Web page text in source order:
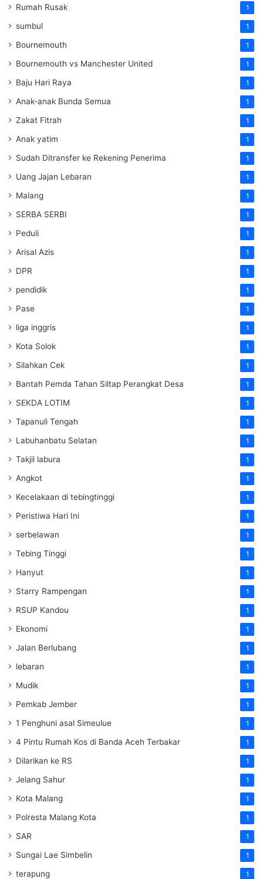
Rumah Rusak 1
sumbul 1
Bournemouth 1
Bournemouth vs Manchester United 1
Baju Hari Raya 1
Anak-anak Bunda Semua 1
Zakat Fitrah 1
Anak yatim 1
Sudah Ditransfer ke Rekening Penerima 1
Uang Jajan Lebaran 1
Malang 1
SERBA SERBI 1
Peduli 1
Arisal Azis 1
DPR 1
pendidik 1
Pase 1
liga inggris 1
Kota Solok 1
Silahkan Cek 1
Bantah Pemda Tahan Siltap Perangkat Desa 1
SEKDA LOTIM 1
Tapanuli Tengah 1
Labuhanbatu Selatan 1
Takjil labura 1
Angkot 1
Kecelakaan di tebingtinggi 1
Peristiwa Hari Ini 1
serbelawan 1
Tebing Tinggi 1
Hanyut 1
Starry Rampengan 1
RSUP Kandou 1
Ekonomi 1
Jalan Berlubang 1
lebaran 1
Mudik 1
Pemkab Jember 1
1 Penghuni asal Simeulue 1
4 Pintu Rumah Kos di Banda Aceh Terbakar 1
Dilarikan ke RS 1
Jelang Sahur 1
Kota Malang 1
Polresta Malang Kota 1
SAR 1
Sungai Lae Simbelin 1
terapung 1